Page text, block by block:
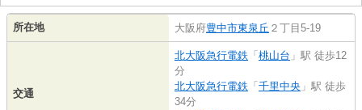
所在地 大阪府豊中市東泉丘 ２丁目5-19
交通
北大阪急行電鉄 「 桃山台 」駅 徒歩12
分
北大阪急行電鉄 「 千里中央 」駅 徒歩
34分